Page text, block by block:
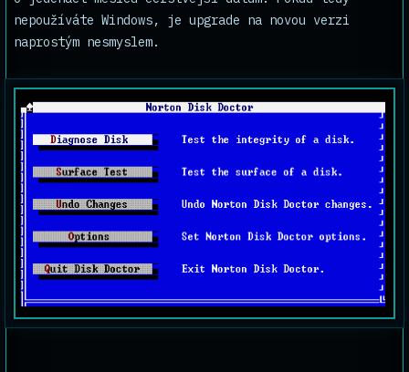
nepoužíváte Windows, je upgrade na novou verzi
naprostým nesmyslem.